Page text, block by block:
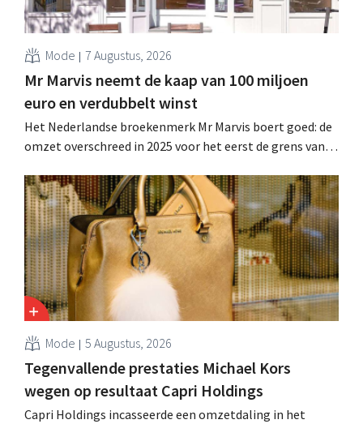
Mode 7 Augustus, 2026
Mr Marvis neemt de kaap van 100 miljoen
euro en verdubbelt winst
Het Nederlandse broekenmerk Mr Marvis boert goed: de
omzet overschreed in 2025 voor het eerst de grens van
marketinginvesteringen blijken te lonen.
Mode 5 Augustus, 2026
Tegenvallende prestaties Michael Kors
wegen op resultaat Capri Holdings
Capri Holdings incasseerde een omzetdaling in het